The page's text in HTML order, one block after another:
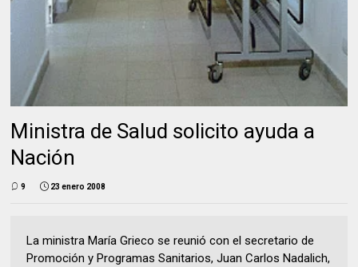
Ministra de Salud solicito ayuda a
Nación
9 23 enero 2008
La ministra María Grieco se reunió con el secretario de
Promoción y Programas Sanitarios, Juan Carlos Nadalich,